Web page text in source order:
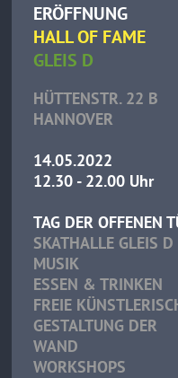
ERÖFFNUNG
HALL OF FAME
GLEIS D
HÜTTENSTR. 22 B
HANNOVER
14.05.2022
12.30 - 22.00 Uhr
TAG DER OFFENEN
SKATHALLE GLEIS D
MUSIK
ESSEN & TRINKEN
FREIE
GESTALTUNG DER
WAND
WORKSHOPS